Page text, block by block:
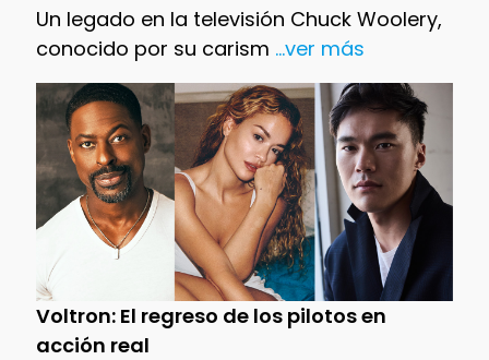
Un legado en la televisión Chuck Woolery,
conocido por su carism ...ver más
Voltron: El regreso de los pilotos en
acción real